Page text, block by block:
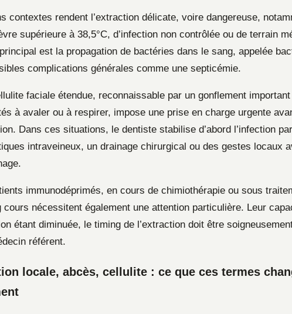
contextes rendent l’extraction délicate, voire dangereuse,
supérieure à 38,5°C, d’infection non contrôlée ou de terrain
est la propagation de bactéries dans le sang, appelée
complications générales comme une septicémie.
faciale étendue, reconnaissable par un gonflement
à avaler ou à respirer, impose une prise en charge urgente
Dans ces situations, le dentiste stabilise d’abord l’infection
intraveineux, un drainage chirurgical ou des gestes locaux
immunodéprimés, en cours de chimiothérapie ou sous
cours nécessitent également une attention particulière. Leur
étant diminuée, le timing de l’extraction doit être
référent.
locale, abcès, cellulite : ce que ces termes